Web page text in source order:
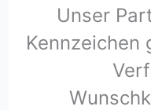
Unser
Kennzeichen